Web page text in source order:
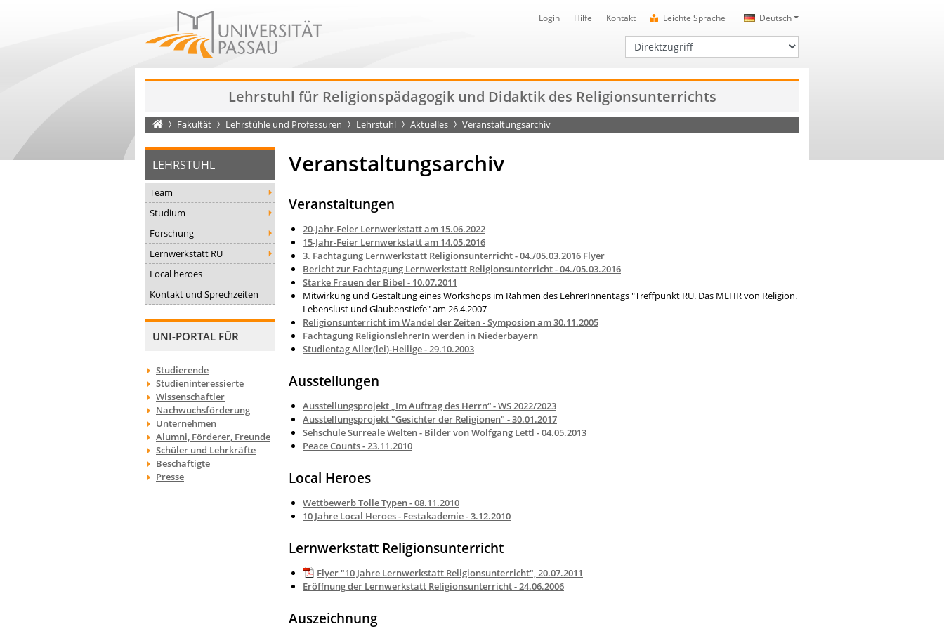
Deutsch
Login Hilfe Kontakt Leichte Sprache
Direktzugriff
Lehrstuhl für Religionspädagogik und Didaktik des Religionsunterrichts
Startseite
Fakultät Lehrstühle und Professuren Lehrstuhl Aktuelles Veranstaltungsarchiv
LEHRSTUHL
Team
Studium
Forschung
Lernwerkstatt RU
Local heroes
Kontakt und Sprechzeiten
UNI-PORTAL FÜR
Studierende
Studieninteressierte
Wissenschaftler
Nachwuchsförderung
Unternehmen
Alumni, Förderer, Freunde
Schüler und Lehrkräfte
Beschäftigte
Presse
Veranstaltungsarchiv
Veranstaltungen
20-Jahr-Feier Lernwerkstatt am 15.06.2022
15-Jahr-Feier Lernwerkstatt am 14.05.2016
3. Fachtagung Lernwerkstatt Religionsunterricht - 04./05.03.2016 Flyer
Bericht zur Fachtagung Lernwerkstatt Religionsunterricht - 04./05.03.2016
Starke Frauen der Bibel - 10.07.2011
Mitwirkung und Gestaltung eines Workshops im Rahmen des LehrerInnentags "Treffpunkt RU. Das MEHR von Religion.
Lebenslust und Glaubenstiefe" am 26.4.2007
Religionsunterricht im Wandel der Zeiten - Symposion am 30.11.2005
Fachtagung ReligionslehrerIn werden in Niederbayern
Studientag Aller(lei)-Heilige - 29.10.2003
Ausstellungen
Ausstellungsprojekt „Im Auftrag des Herrn“ - WS 2022/2023
Ausstellungsprojekt "Gesichter der Religionen" - 30.01.2017
Sehschule Surreale Welten - Bilder von Wolfgang Lettl - 04.05.2013
Peace Counts - 23.11.2010
Local Heroes
Wettbewerb Tolle Typen - 08.11.2010
10 Jahre Local Heroes - Festakademie - 3.12.2010
Lernwerkstatt Religionsunterricht
Flyer "10 Jahre Lernwerkstatt Religionsunterricht", 20.07.2011
Eröffnung der Lernwerkstatt Religionsunterricht - 24.06.2006
Auszeichnung